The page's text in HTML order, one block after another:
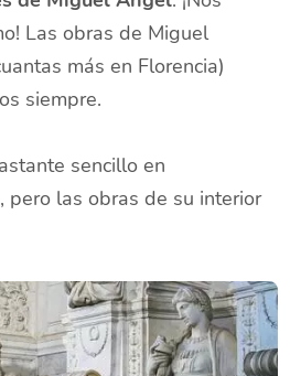
Las obras de Miguel
más en Florencia)
siempre.
sencillo en
pero las obras de su interior